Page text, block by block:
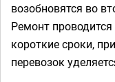
возобновятся во
Ремонт
короткие сроки,
перевозок